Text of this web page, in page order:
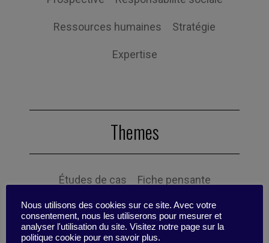
Ressources humaines Stratégie
Expertise
Themes
Études de cas Fiche pensante
Point sur la recherche Synthèse
Fiche pratique Pépite Interview
Nous utilisons des cookies sur ce site. Avec votre
consentement, nous les utiliserons pour mesurer et
analyser l'utilisation du site. Visitez notre page sur la
politique cookie pour en savoir plus.